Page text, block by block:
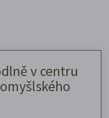
v centru